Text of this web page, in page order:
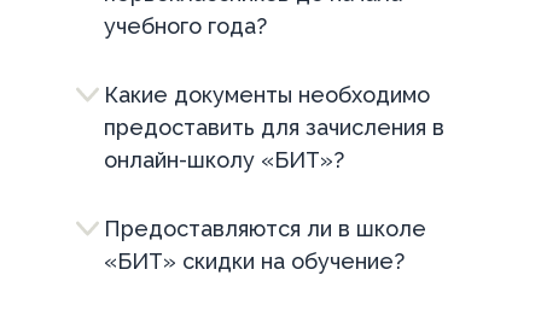
учебного года?
Какие документы необходимо
предоставить для зачисления в
онлайн-школу «БИТ»?
Предоставляются ли в школе
«БИТ» скидки на обучение?